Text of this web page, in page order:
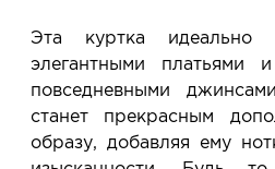
Эта куртка идеально
элегантными
повседневными
станет прекрасным
образу, добавляя ему